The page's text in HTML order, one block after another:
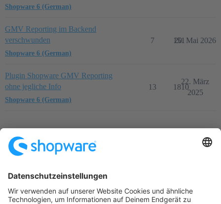
Shopware 6 (German)
GMV Reporting im Backend
verschwunden
Shopware 6 (German)
7 151
20. Mai 2026
Plugin Shopware GMV Reporting
ohne jegliche Info
Shopware 6 (German)
13 1810
22. März
2025